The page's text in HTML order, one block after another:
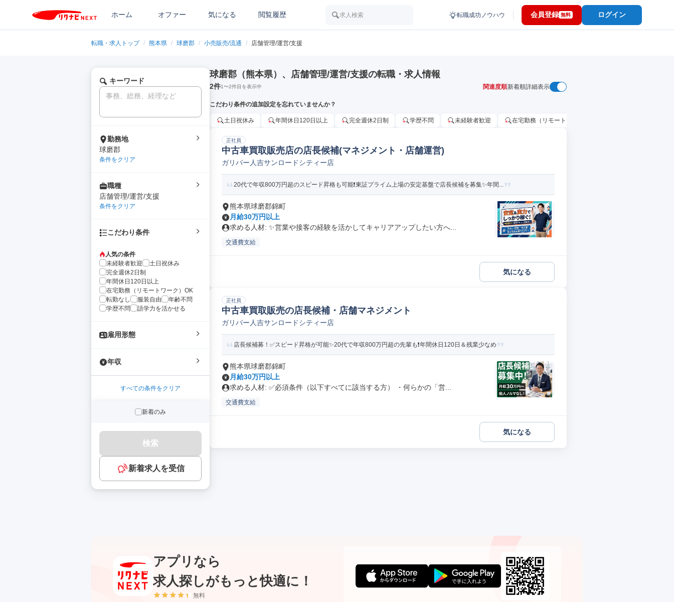
ホーム オファー 気になる 閲覧履歴 求人検索 転職成功ノウハウ 会員登録 無料 ログイン
転職・求人トップ / 熊本県 / 球磨郡 / 小売販売/流通 / 店舗管理/運営/支援
キーワード
勤務地
球磨郡
条件をクリア
職種
店舗管理/運営/支援
条件をクリア
こだわり条件
人気の条件
未経験者歓迎
土日祝休み
完全週休2日制
年間休日120日以上
在宅勤務（リモートワーク）OK
転勤なし
服装自由
年齢不問
学歴不問
語学力を活かせる
雇用形態
年収
すべての条件をクリア
新着のみ
検索
新着求人を受信
球磨郡（熊本県）、店舗管理/運営/支援の転職・求人情報
2件1〜2件目を表示中 関連度順新着順詳細表示
こだわり条件の追加設定を忘れていませんか？
土日祝休み 年間休日120日以上 完全週休2日制 学歴不問 未経験者歓迎 在宅勤務（リモートワーク）OK
正社員
中古車買取販売店の店長候補(マネジメント・店舗運営)
ガリバー人吉サンロードシティー店
20代で年収800万円超のスピード昇格も可能❗️東証プライム上場の安定基盤で店長候補を募集✨️年間...
熊本県球磨郡錦町
月給30万円以上
求める人材: ✨️営業や接客の経験を活かしてキャリアアップしたい方へ...
交通費支給
気になる
正社員
中古車買取販売の店長候補・店舗マネジメント
ガリバー人吉サンロードシティー店
店長候補募！✅️スピード昇格が可能✨20代で年収800万円超の先輩も❗️年間休日120日＆残業少なめ
熊本県球磨郡錦町
月給30万円以上
求める人材: ✅必須条件（以下すべてに該当する方） ・何らかの「営...
交通費支給
気になる
アプリなら
求人探しがもっと快適に！
無料